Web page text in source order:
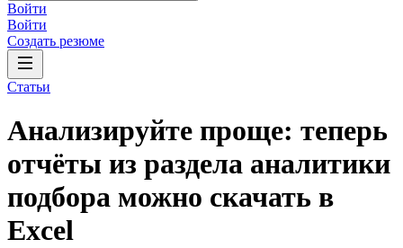
Войти
Войти
Создать резюме
Статьи
Анализируйте проще: теперь
отчёты из раздела аналитики
подбора можно скачать в
Excel